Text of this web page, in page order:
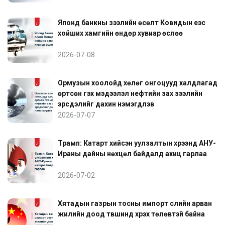
Японд банкны зээлийн өсөлт Ковидын үеэс
хойших хамгийн өндөр хувиар өслөө
2026-07-08
Ормузын хоолойд хөлөг онгоцууд халдлагад
өртсөн гэх мэдээлэл нефтийн зах зээлийн
эрсдэлийг дахин нэмэгдүүлэв
2026-07-07
Трамп: Катарт хийсэн уулзалтын хүрээнд АНУ-
Ираны дайны нөхцөл байдалд ахиц гарлаа
2026-07-02
Хятадын газрын тосны импорт сүүлийн арван
жилийн доод түвшинд хүрэх төлөвтэй байна